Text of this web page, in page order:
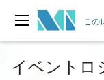
この
イベントロ